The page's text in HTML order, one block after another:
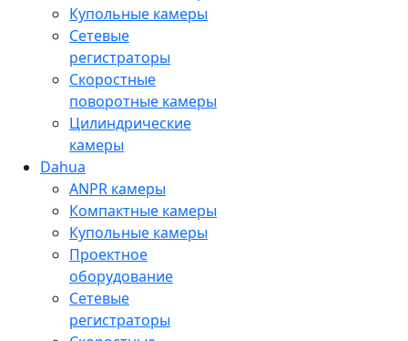
Купольные камеры
Сетевые
регистраторы
Скоростные
поворотные камеры
Цилиндрические
камеры
Dahua
ANPR камеры
Компактные камеры
Купольные камеры
Проектное
оборудование
Сетевые
регистраторы